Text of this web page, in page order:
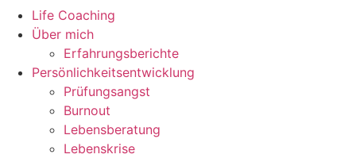
Life Coaching
Über mich
Erfahrungsberichte
Persönlichkeitsentwicklung
Prüfungsangst
Burnout
Lebensberatung
Lebenskrise